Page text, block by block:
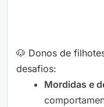
🐶 Donos de
desafios:
Mordidas e